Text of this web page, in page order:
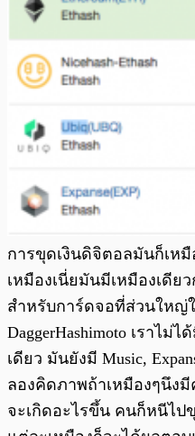
การขุดเงินดิจิตอลมันก็เห
เหมืองเนี่ยมันมีเหมืองเดีย
สำหรับการ์ดจอที่ส่วนใหญ่
DaggerHashimoto เราไม่
เดียว มันยังมี Music,
ลองคิดภาพถ้าเหมืองๆนึง
จะเกิดอะไรขึ้น คนก็หนีไป